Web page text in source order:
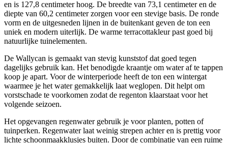
en is 127,8 centimeter hoog. De breedte van 73,1 centimeter en de
diepte van 60,2 centimeter zorgen voor een stevige basis. De ronde
vorm en de uitgesneden lijnen in de buitenkant geven de ton een
uniek en modern uiterlijk. De warme terracottakleur past goed bij
natuurlijke tuinelementen.
De Wallycan is gemaakt van stevig kunststof dat goed tegen
dagelijks gebruik kan. Het benodigde kraantje om water af te tappen
koop je apart. Voor de winterperiode heeft de ton een wintergat
waarmee je het water gemakkelijk laat weglopen. Dit helpt om
vorstschade te voorkomen zodat de regenton klaarstaat voor het
volgende seizoen.
Het opgevangen regenwater gebruik je voor planten, potten of
tuinperken. Regenwater laat weinig strepen achter en is prettig voor
lichte schoonmaakklusjes buiten. Door de combinatie van een ruime